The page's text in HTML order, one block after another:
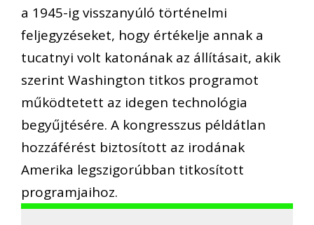
a 1945-ig visszanyúló történelmi
feljegyzéseket, hogy értékelje annak a
tucatnyi volt katonának az állításait, akik
szerint Washington titkos programot
működtetett az idegen technológia
begyűjtésére. A kongresszus példátlan
hozzáférést biztosított az irodának
Amerika legszigorúbban titkosított
programjaihoz.